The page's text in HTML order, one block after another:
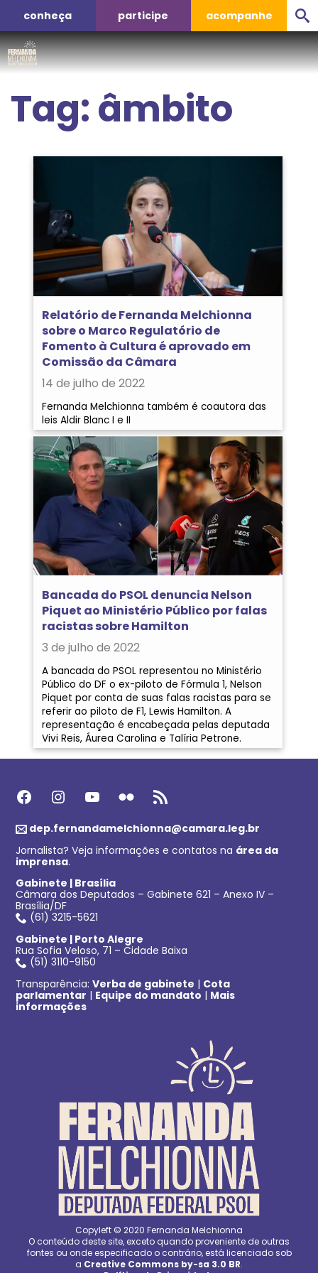
conheça participe acompanhe
Tag:âmbito
Relatório de Fernanda Melchionna
sobre o Marco Regulatório de
Fomento à Cultura é aprovado em
Comissão da Câmara
14 de julho de 2022
Fernanda Melchionna também é coautora das
leis Aldir Blanc I e II
Bancada do PSOL denuncia Nelson
Piquet ao Ministério Público por falas
racistas sobre Hamilton
3 de julho de 2022
A bancada do PSOL representou no Ministério
Público do DF o ex-piloto de Fórmula 1, Nelson
Piquet por conta de suas falas racistas para se
referir ao piloto de F1, Lewis Hamilton. A
representação é encabeçada pelas deputada
Vivi Reis, Áurea Carolina e Talíria Petrone.
Facebook Instagram Youtube Flickr Feed RSS
dep.fernandamelchionna@camara.leg.br
Jornalista? Veja informações e contatos na área da
imprensa.
Gabinete | Brasília
Câmara dos Deputados – Gabinete 621 – Anexo IV –
Brasília/DF
(61) 3215-5621
Gabinete | Porto Alegre
Rua Sofia Veloso, 71 – Cidade Baixa
(51) 3110-9150
Transparência:Verba de gabinete | Cota
parlamentar | Equipe do mandato | Mais
informações
Copyleft © 2020 Fernanda Melchionna
O conteúdo deste site, exceto quando proveniente de outras
fontes ou onde especificado o contrário, está licenciado sob
a Creative Commons by-sa 3.0 BR.